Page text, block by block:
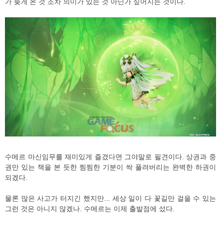
가 늦게 온 것 조차 의미가 있는 것 아닌가 싶어지는 것이다.
수메르 마신임무를 재미있게 즐겼다면 그야말로 필견이다. 상권과 중
권만 있는 책을 본 듯한 찜찜한 기분이 싹 풀려버리는 완벽한 하권이
되겠다.
물론 많은 사고가 터지긴 했지만... 세상 일이 다 꽃길만 걸을 수 있는
그런 것은 아니지 않겠나. 수메르는 이제 출발점에 섰다.